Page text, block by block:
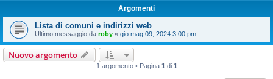
Argomenti
Lista di comuni e indirizzi web
Ultimo messaggio da roby « gio mag 09, 2024 3:00 pm
Nuovo argomento
1 argomento • Pagina 1 di 1